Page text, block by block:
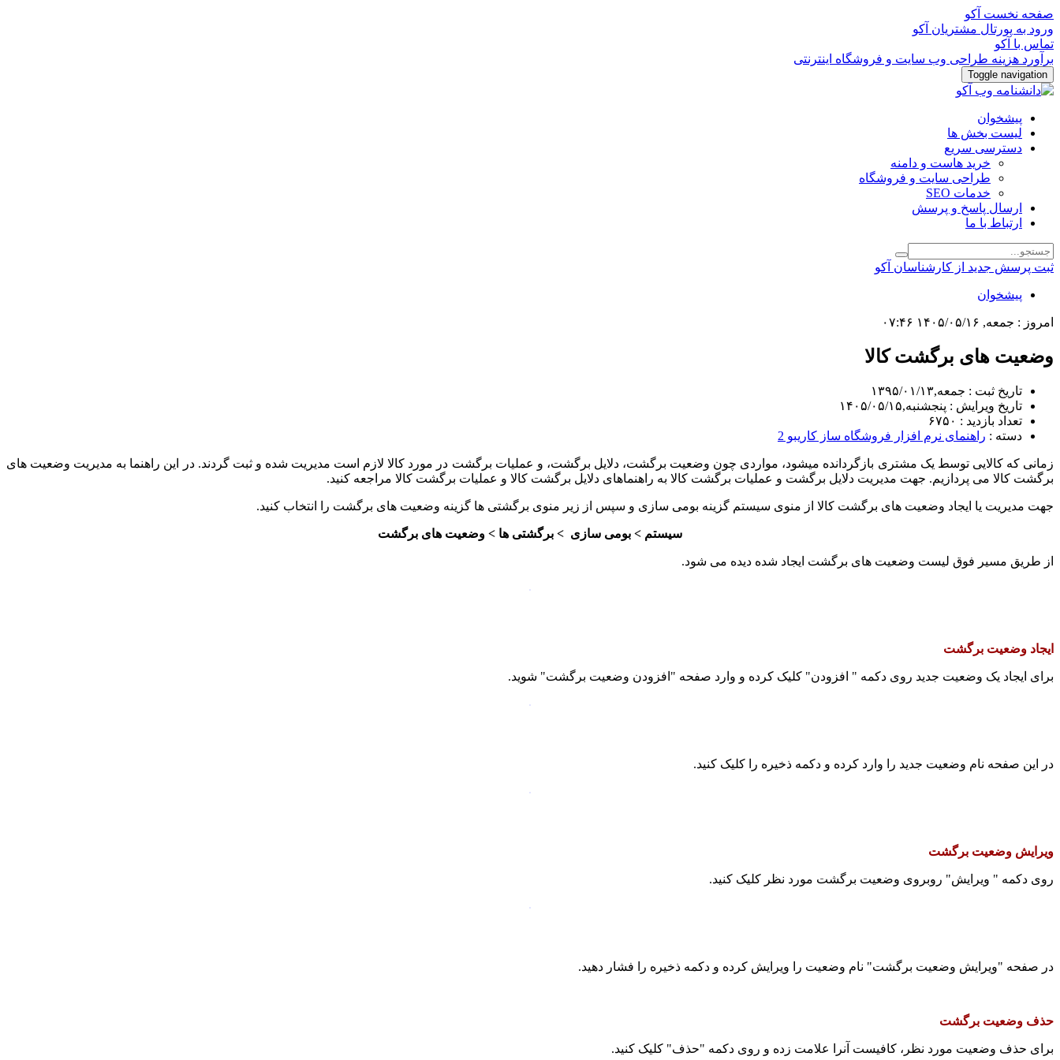
صفحه نخست آکو
ورود به پورتال مشتریان آکو
تماس با آکو
برآورد هزینه طراحی وب سایت و فروشگاه اینترنتی
Toggle navigation
پیشخوان
لیست بخش ها
دسترسی سریع
خرید هاست و دامنه
طراحی سایت و فروشگاه
خدمات SEO
ارسال پاسخ و پرسش
ارتباط با ما
ثبت پرسش جدید از کارشناسان آکو
پیشخوان
امروز : جمعه, ۱۴۰۵/۰۵/۱۶ ۰۷:۴۶
وضعیت های برگشت کالا
تاریخ ثبت : جمعه,۱۳۹۵/۰۱/۱۳
تاریخ ویرایش : پنجشنبه,۱۴۰۵/۰۵/۱۵
تعداد بازدید : ۶۷۵۰
دسته : راهنمای نرم افزار فروشگاه ساز کاریبو 2
زمانی که کالایی توسط یک مشتری بازگردانده میشود، مواردی چون وضعیت برگشت، دلایل برگشت، و عملیات برگشت در مورد کالا لازم است مدیریت شده و ثبت گردند. در این راهنما به مدیریت وضعیت های
برگشت کالا می پردازیم. جهت مدیریت دلایل برگشت و عملیات برگشت کالا به راهنماهای دلایل برگشت کالا و عملیات برگشت کالا مراجعه کنید.
جهت مدیریت یا ایجاد وضعیت های برگشت کالا از منوی سیستم گزینه بومی سازی و سپس از زیر منوی برگشتی ها گزینه وضعیت های برگشت را انتخاب کنید.
سیستم > بومی سازی > برگشتی ها > وضعیت های برگشت
از طریق مسیر فوق لیست وضعیت های برگشت ایجاد شده دیده می شود.
ایجاد وضعیت برگشت
برای ایجاد یک وضعیت جدید روی دکمه " افزودن" کلیک کرده و وارد صفحه "افزودن وضعیت برگشت" شوید.
در این صفحه نام وضعیت جدید را وارد کرده و دکمه ذخیره را کلیک کنید.
ویرایش وضعیت برگشت
روی دکمه " ویرایش" روبروی وضعیت برگشت مورد نظر کلیک کنید.
در صفحه "ویرایش وضعیت برگشت" نام وضعیت را ویرایش کرده و دکمه ذخیره را فشار دهید.
حذف وضعیت برگشت
برای حذف وضعیت مورد نظر، کافیست آنرا علامت زده و روی دکمه "حذف" کلیک کنید.